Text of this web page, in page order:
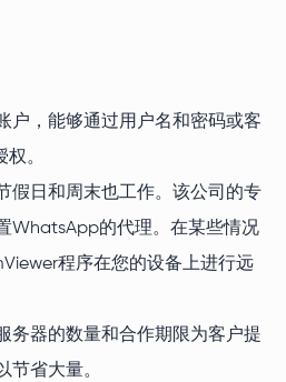
户，能够通过用户名和密码或客
。
假日和周末也工作。该公司的专
WhatsApp的代理。在某些情况
程序在您的设备上进行远
务器的数量和合作期限为客户提
节省大量。